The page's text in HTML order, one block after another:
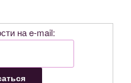
на e-mail: